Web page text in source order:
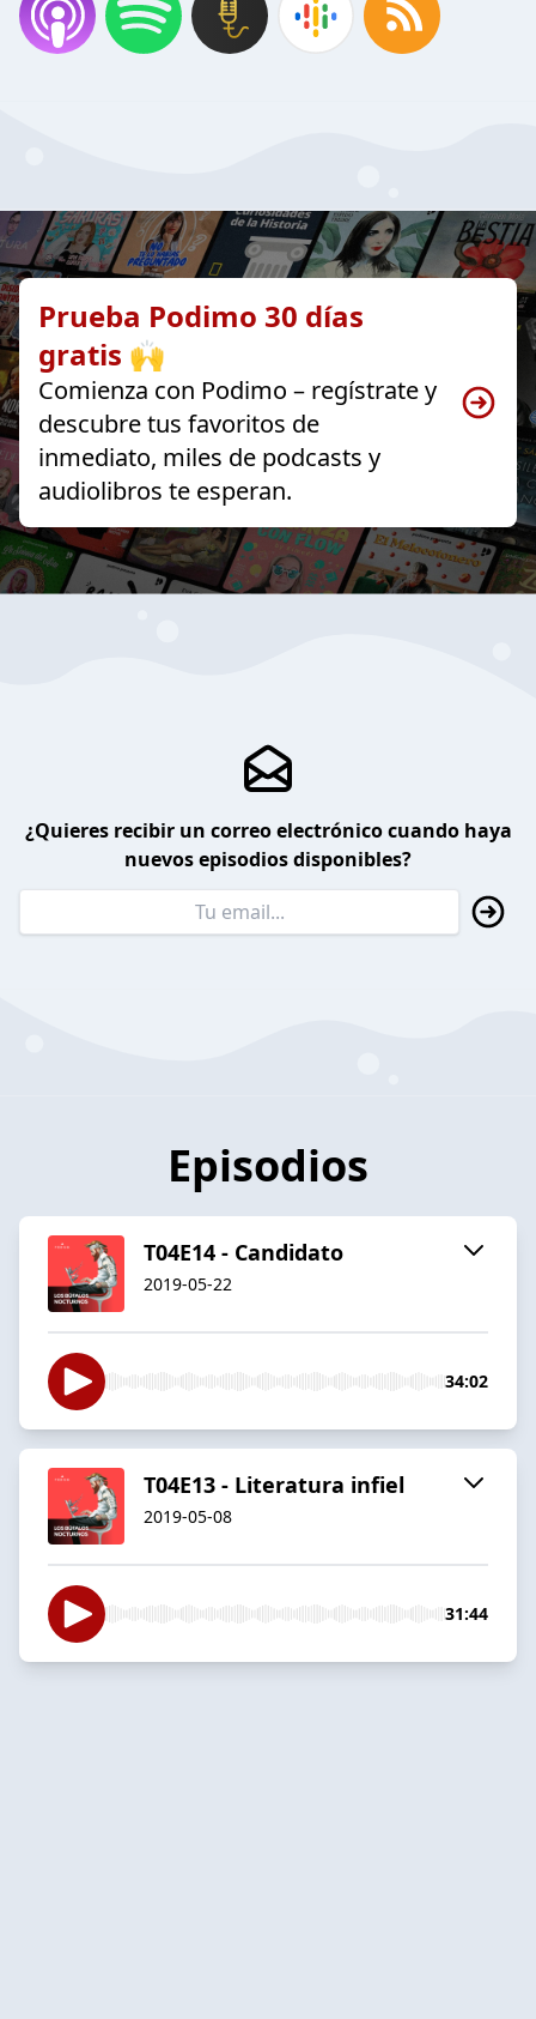
Prueba Podimo 30 días
gratis 🙌
Comienza con Podimo – regístrate y
descubre tus favoritos de
inmediato, miles de podcasts y
audiolibros te esperan.
¿Quieres recibir un correo electrónico cuando haya
nuevos episodios disponibles?
Episodios
T04E14 - Candidato
2019-05-22
34:02
T04E13 - Literatura infiel
2019-05-08
31:44